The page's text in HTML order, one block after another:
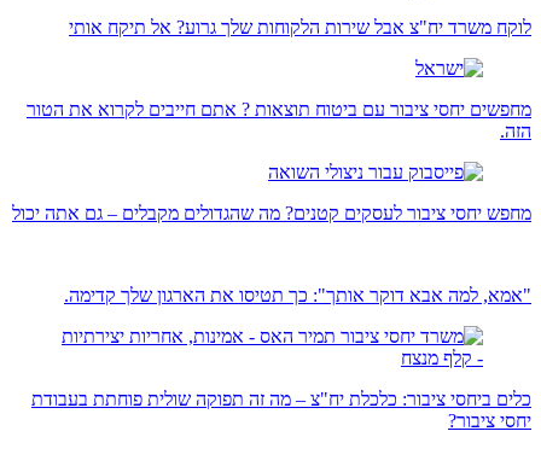
לוקח משרד יח"צ אבל שירות הלקוחות שלך גרוע? אל תיקח אותי
מחפשים יחסי ציבור עם ביטוח תוצאות ? אתם חייבים לקרוא את הטור
הזה.
מחפש יחסי ציבור לעסקים קטנים? מה שהגדולים מקבלים – גם אתה יכול
"אמא, למה אבא דוקר אותך": כך תטיסו את הארגון שלך קדימה.
כלים ביחסי ציבור: כלכלת יח"צ – מה זה תפוקה שולית פוחתת בעבודת
יחסי ציבור?